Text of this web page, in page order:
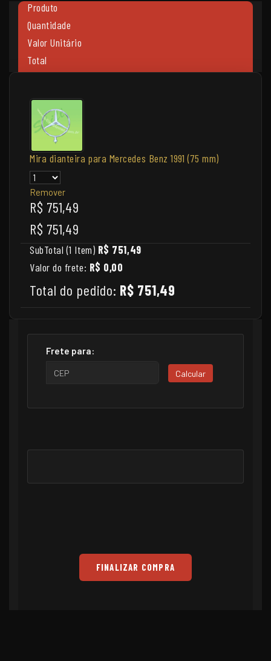
Produto
Quantidade
Valor Unitário
Total
Mira dianteira para Mercedes Benz 1991 (75 mm)
Remover
R$ 751,49
R$ 751,49
SubTotal (1 Item) R$ 751,49
Valor do frete: R$ 0,00
Total do pedido: R$ 751,49
Frete para:
Calcular
FINALIZAR COMPRA